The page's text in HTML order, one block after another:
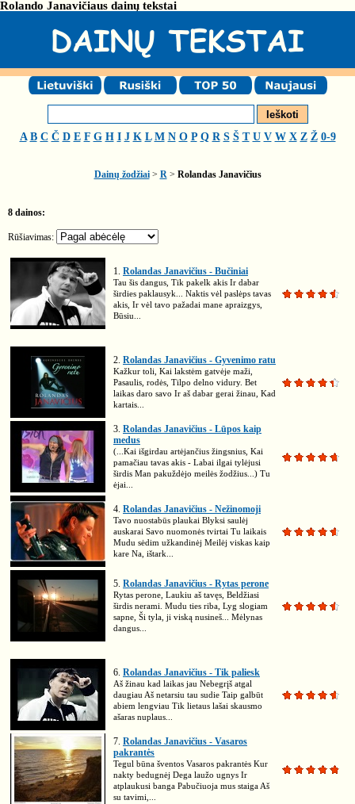
Rolando Janavičiaus dainų tekstai
A B C Č D E F G H I J K L M N O P Q R S Š T U V W X Z Ž 0-9
Dainų žodžiai> R> Rolandas Janavičius
8 dainos:
Rūšiavimas:
1. Rolandas Janavičius - Bučiniai
Tau šis dangus, Tik pakelk akis Ir dabar
širdies paklausyk... Naktis vėl paslėps tavas
akis, Ir vėl tavo pažadai mane apraizgys,
Būsiu...
2. Rolandas Janavičius - Gyvenimo ratu
Kažkur toli, Kai lakstėm gatvėje maži,
Pasaulis, rodės, Tilpo delno vidury. Bet
laikas daro savo Ir aš dabar gerai žinau, Kad
kartais...
3. Rolandas Janavičius - Lūpos kaip
medus
(...Kai išgirdau artėjančius žingsnius, Kai
pamačiau tavas akis - Labai ilgai tylėjusi
širdis Man pakuždėjo meilės žodžius...) Tu
ėjai...
4. Rolandas Janavičius - Nežinomoji
Tavo nuostabūs plaukai Blyksi saulėj
auskarai Savo nuomonės tvirtai Tu laikais
Mudu sėdim užkandinėj Meilėj viskas kaip
kare Na, ištark...
5. Rolandas Janavičius - Rytas perone
Rytas perone, Laukiu aš tavęs, Beldžiasi
širdis nerami. Mudu ties riba, Lyg slogiam
sapne, Ši tyla, ji viską nusineš... Mėlynas
dangus...
6. Rolandas Janavičius - Tik paliesk
Aš žinau kad laikas jau Nebegrįš atgal
daugiau Aš netarsiu tau sudie Taip galbūt
abiem lengviau Tik lietaus lašai skausmo
ašaras nuplaus...
7. Rolandas Janavičius - Vasaros
pakrantės
Tegul būna šventos Vasaros pakrantės Kur
nakty bedugnėj Dega laužo ugnys Ir
atplaukusi banga Pabučiuoja mus staiga Aš
su tavimi,...